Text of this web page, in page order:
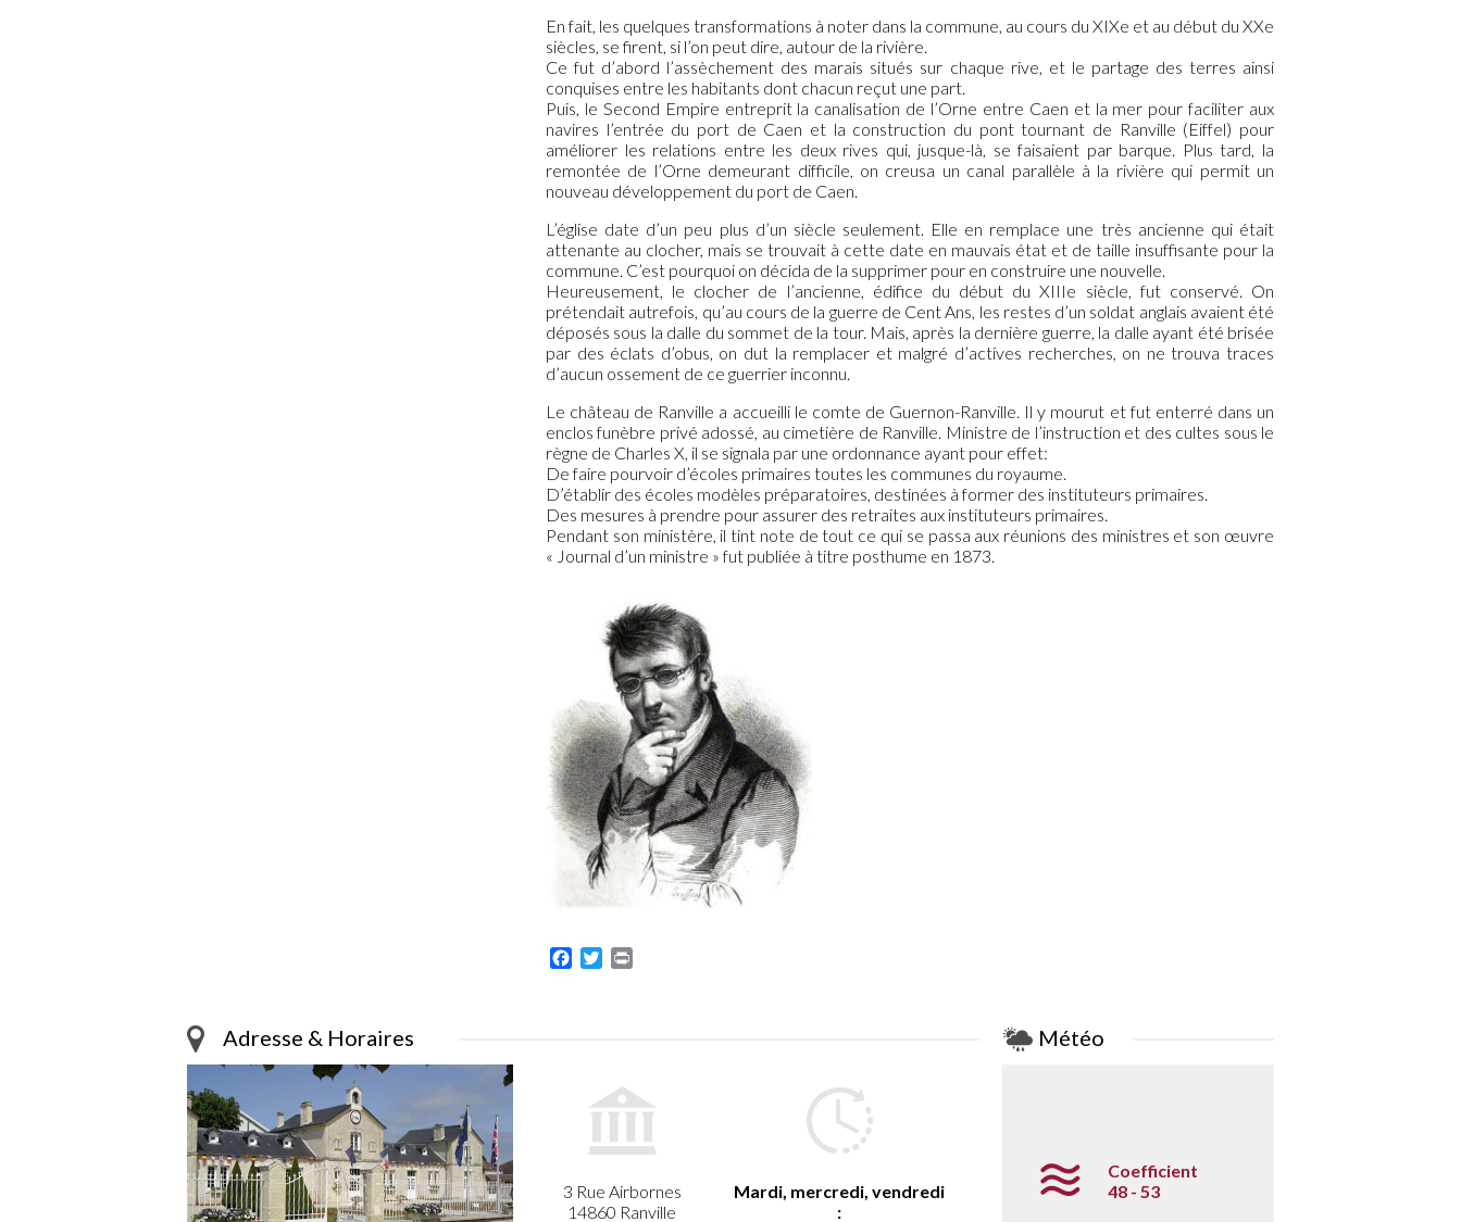
En fait, les quelques transformations à noter dans la commune, au cours du XIXe et au début du XXe
siècles, se firent, si l’on peut dire, autour de la rivière.
Ce fut d’abord l’assèchement des marais situés sur chaque rive, et le partage des terres ainsi
conquises entre les habitants dont chacun reçut une part.
Puis, le Second Empire entreprit la canalisation de l’Orne entre Caen et la mer pour faciliter aux
navires l’entrée du port de Caen et la construction du pont tournant de Ranville (Eiffel) pour
améliorer les relations entre les deux rives qui, jusque-là, se faisaient par barque. Plus tard, la
remontée de l’Orne demeurant difficile, on creusa un canal parallèle à la rivière qui permit un
nouveau développement du port de Caen.
L’église date d’un peu plus d’un siècle seulement. Elle en remplace une très ancienne qui était
attenante au clocher, mais se trouvait à cette date en mauvais état et de taille insuffisante pour la
commune. C’est pourquoi on décida de la supprimer pour en construire une nouvelle.
Heureusement, le clocher de l’ancienne, édifice du début du XIIIe siècle, fut conservé. On
prétendait autrefois, qu’au cours de la guerre de Cent Ans, les restes d’un soldat anglais avaient été
déposés sous la dalle du sommet de la tour. Mais, après la dernière guerre, la dalle ayant été brisée
par des éclats d’obus, on dut la remplacer et malgré d’actives recherches, on ne trouva traces
d’aucun ossement de ce guerrier inconnu.
Le château de Ranville a accueilli le comte de Guernon-Ranville. Il y mourut et fut enterré dans un
enclos funèbre privé adossé, au cimetière de Ranville. Ministre de l’instruction et des cultes sous le
règne de Charles X, il se signala par une ordonnance ayant pour effet:
De faire pourvoir d’écoles primaires toutes les communes du royaume.
D’établir des écoles modèles préparatoires, destinées à former des instituteurs primaires.
Des mesures à prendre pour assurer des retraites aux instituteurs primaires.
Pendant son ministère, il tint note de tout ce qui se passa aux réunions des ministres et son œuvre
« Journal d’un ministre » fut publiée à titre posthume en 1873.
Facebook
Twitter
Adresse & Horaires
3 Rue Airbornes
14860 Ranville
Mardi, mercredi, vendredi
:
Météo
Coefficient
48 - 53